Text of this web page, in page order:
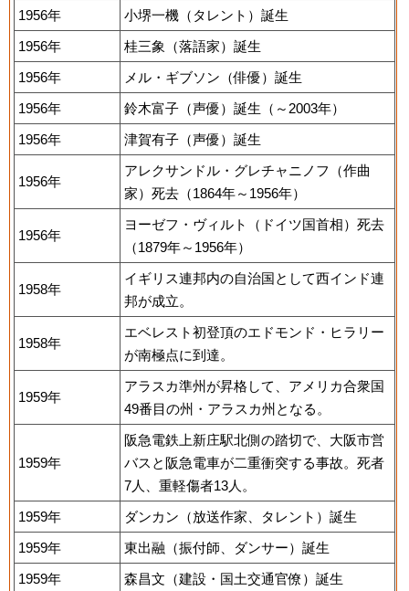
1956年
小堺一機（タレント）誕生
1956年
桂三象（落語家）誕生
1956年
メル・ギブソン（俳優）誕生
1956年
鈴木富子（声優）誕生（～2003年）
1956年
津賀有子（声優）誕生
1956年
アレクサンドル・グレチャニノフ（作曲
家）死去（1864年～1956年）
1956年
ヨーゼフ・ヴィルト（ドイツ国首相）死去
（1879年～1956年）
1958年
イギリス連邦内の自治国として西インド連
邦が成立。
1958年
エベレスト初登頂のエドモンド・ヒラリー
が南極点に到達。
1959年
アラスカ準州が昇格して、アメリカ合衆国
49番目の州・アラスカ州となる。
1959年
阪急電鉄上新庄駅北側の踏切で、大阪市営
バスと阪急電車が二重衝突する事故。死者
7人、重軽傷者13人。
1959年
ダンカン（放送作家、タレント）誕生
1959年
東出融（振付師、ダンサー）誕生
1959年
森昌文（建設・国土交通官僚）誕生